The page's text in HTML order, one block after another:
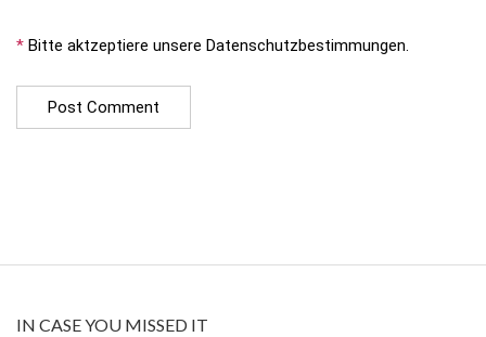
* Bitte aktzeptiere unsere Datenschutzbestimmungen.
IN CASE YOU MISSED IT